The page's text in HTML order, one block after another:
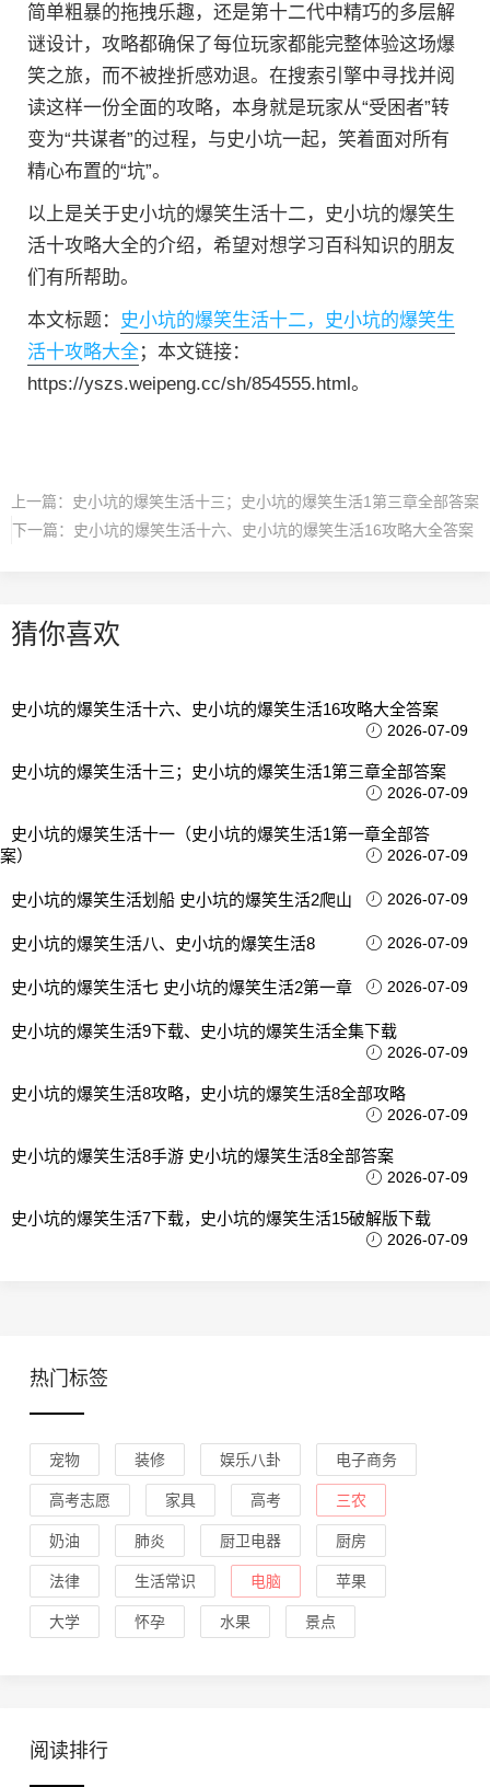
简单粗暴的拖拽乐趣，还是第十二代中精巧的多层解
谜设计，攻略都确保了每位玩家都能完整体验这场爆
笑之旅，而不被挫折感劝退。在搜索引擎中寻找并阅
读这样一份全面的攻略，本身就是玩家从“受困者”转
变为“共谋者”的过程，与史小坑一起，笑着面对所有
精心布置的“坑”。
以上是关于史小坑的爆笑生活十二，史小坑的爆笑生
活十攻略大全的介绍，希望对想学习百科知识的朋友
们有所帮助。
本文标题：
史小坑的爆笑生活十二，史小坑的爆笑生
活十攻略大全；本文链接：
https://yszs.weipeng.cc/sh/854555.html。
上一篇： 史小坑的爆笑生活十三；史小坑的爆笑生活1第三章全部答案
下一篇： 史小坑的爆笑生活十六、史小坑的爆笑生活16攻略大全答案
猜你喜欢
史小坑的爆笑生活十六、史小坑的爆笑生活16攻略大全答案
2026-07-09
史小坑的爆笑生活十三；史小坑的爆笑生活1第三章全部答案
2026-07-09
史小坑的爆笑生活十一（史小坑的爆笑生活1第一章全部答
案）
2026-07-09
史小坑的爆笑生活划船 史小坑的爆笑生活2爬山 2026-07-09
史小坑的爆笑生活八、史小坑的爆笑生活8 2026-07-09
史小坑的爆笑生活七 史小坑的爆笑生活2第一章 2026-07-09
史小坑的爆笑生活9下载、史小坑的爆笑生活全集下载
2026-07-09
史小坑的爆笑生活8攻略，史小坑的爆笑生活8全部攻略
2026-07-09
史小坑的爆笑生活8手游 史小坑的爆笑生活8全部答案
2026-07-09
史小坑的爆笑生活7下载，史小坑的爆笑生活15破解版下载
2026-07-09
热门标签
宠物 装修 娱乐八卦 电子商务
高考志愿 家具 高考 三农
奶油 肺炎 厨卫电器 厨房
法律 生活常识 电脑 苹果
大学 怀孕 水果 景点
阅读排行